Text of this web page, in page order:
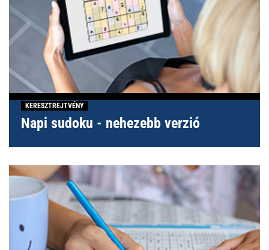
KERESZTREJTVÉNY
Napi sudoku - nehezebb verzió